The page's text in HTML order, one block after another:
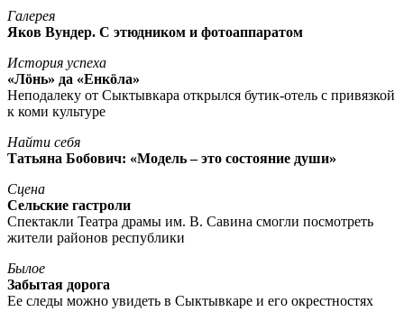
Галерея
Яков Вундер. С этюдником и фотоаппаратом
История успеха
«Лöнь» да «Енкöла»
Неподалеку от Сыктывкара открылся бутик-отель с привязкой
к коми культуре
Найти себя
Татьяна Бобович: «Модель – это состояние души»
Сцена
Сельские гастроли
Спектакли Театра драмы им. В. Савина смогли посмотреть
жители районов республики
Былое
Забытая дорога
Ее следы можно увидеть в Сыктывкаре и его окрестностях